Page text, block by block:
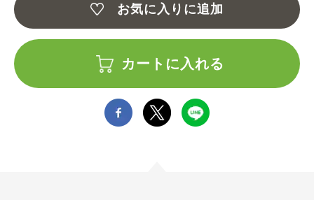
お気に入りに追加
カートに入れる